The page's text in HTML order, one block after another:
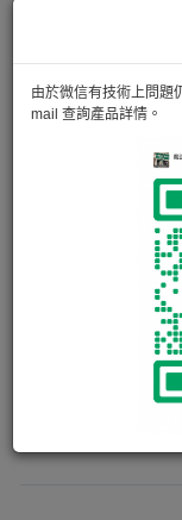
由於微信有技術上問題
mail 查詢產品詳情。
PROTOPIC
用於濕疹的皮膚，